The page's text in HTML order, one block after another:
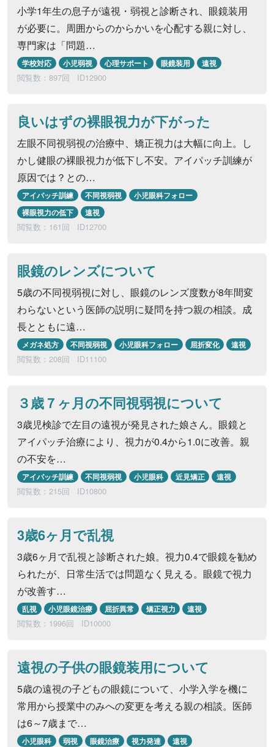
小学1年生の息子が遠視・弱視と診断され、眼鏡装用
が必要に。周囲からのからかいを心配する親に対し、
専門家は「問題…
学校対応 小児弱視 心理サポート 眼鏡装用 遠視
閲覧数：897回 ID12900
良いはずの裸眼視力が下がった
左眼不同視弱視の治療中、矯正視力は大幅に向上。し
かし健眼の裸眼視力が低下し不安。アイパッチ訓練が
原因では？との…
アイパッチ訓練 不同視弱視
小児眼科フォロー
裸眼視力の低下
遠視
閲覧数：161回 ID12700
眼鏡のレンズについて
5歳の不同視弱視に対し、眼鏡のレンズ度数が8年間変
わらないという医師の説明に疑問を持つ親の相談。成
長とともに遠…
メガネ処方 不同視弱視 小児眼科フォロー 屈折変化 遠視
閲覧数：208回 ID11100
３歳７ヶ月の不同視弱視について
3歳児検診で左目の遠視が発見された娘さん。眼鏡と
アイパッチ治療により、視力が0.4から1.0に改善。親
の不安を…
アイパッチ訓練 不同視弱視 小児眼科 近見矯正 遠視
閲覧数：215回 ID10800
3歳6ヶ月で乱視
3歳6ヶ月で乱視と診断された娘。視力0.4で眼鏡を勧め
られたが、日常生活では問題なく見える。眼鏡で視力
が改善す…
乱視 小児眼鏡治療 屈折異常 矯正視力 遠視
閲覧数：1996回 ID10000
遠視の子供の眼鏡装用について
5歳の遠視の子どもの眼鏡について、小学入学を機に
常用から授業中のみへの変更を考える親の相談。医師
は6～7歳まで…
小児眼科 弱視 眼鏡治療 視力発達 遠視